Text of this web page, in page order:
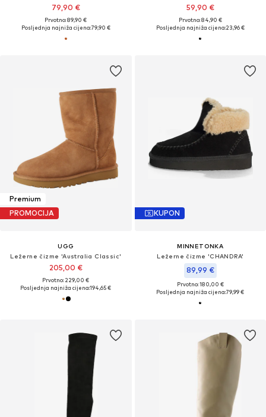
79,90 €
Prvotno: 89,90 €
Posljednja najniža cijena:79,90 €
59,90 €
Prvotno: 84,90 €
Posljednja najniža cijena:23,96 €
Premium
PROMOCIJA
UGG
Ležerne čizme 'Australia Classic'
205,00 €
Prvotno: 229,00 €
Posljednja najniža cijena:194,65 €
KUPON
MINNETONKA
Ležerne čizme 'CHANDRA'
89,99 €
Prvotno: 180,00 €
Posljednja najniža cijena:79,99 €